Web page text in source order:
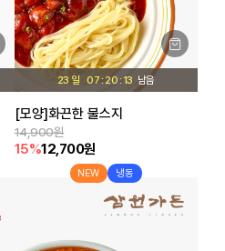
23 일 07 20 12
[모양]화끈한 불스지
14,900원
15%12,700원
NEW 냉동